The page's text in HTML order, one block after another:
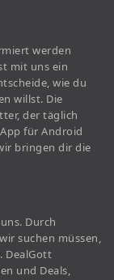
werden
mit uns ein
wie du
willst. Die
der täglich
für Android
bringen dir die
Durch
suchen müssen,
DealGott
und Deals,